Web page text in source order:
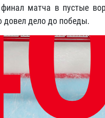
матча в пустые
довел дело до победы.